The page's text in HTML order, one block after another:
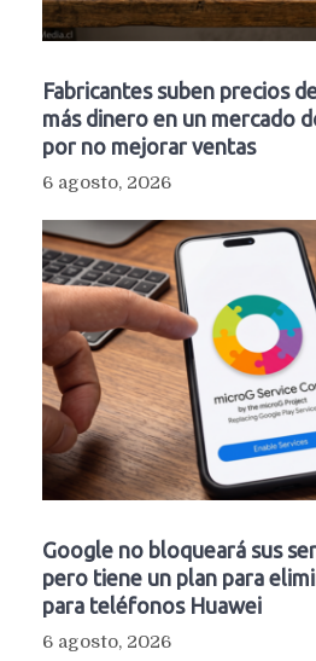
Fabricantes suben precios
más dinero en un mercado
por no mejorar ventas
6 agosto, 2026
Google no bloqueará sus
pero tiene un plan para
para teléfonos Huawei
6 agosto, 2026